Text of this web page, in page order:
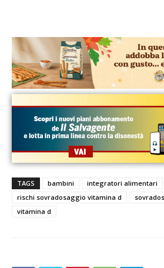
TAGS bambini integratori alimentari
rischi sovradosaggio vitamina d
vitamina d